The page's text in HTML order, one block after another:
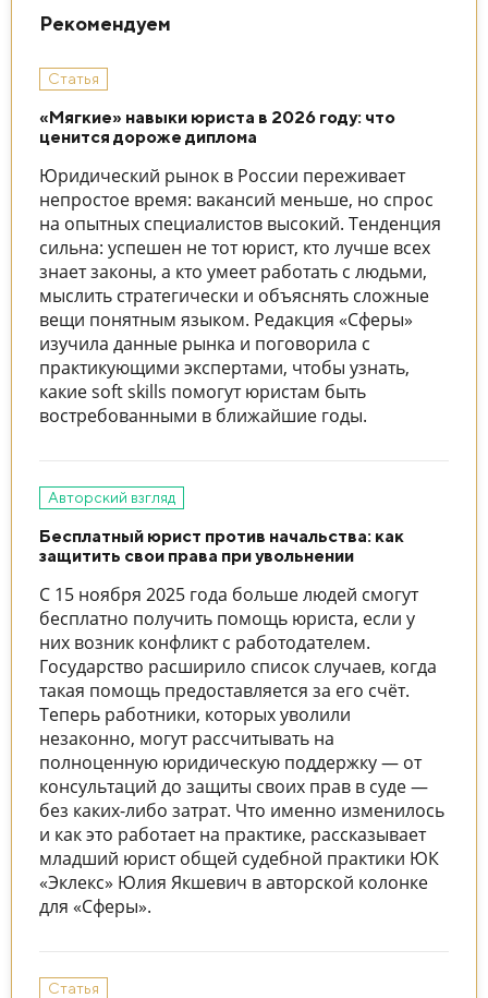
Рекомендуем
Статья
«Мягкие» навыки юриста в 2026 году: что
ценится дороже диплома
Юридический рынок в России переживает
непростое время: вакансий меньше, но спрос
на опытных специалистов высокий. Тенденция
сильна: успешен не тот юрист, кто лучше всех
знает законы, а кто умеет работать с людьми,
мыслить стратегически и объяснять сложные
вещи понятным языком. Редакция «Сферы»
изучила данные рынка и поговорила с
практикующими экспертами, чтобы узнать,
какие soft skills помогут юристам быть
востребованными в ближайшие годы.
Авторский взгляд
Бесплатный юрист против начальства: как
защитить свои права при увольнении
С 15 ноября 2025 года больше людей смогут
бесплатно получить помощь юриста, если у
них возник конфликт с работодателем.
Государство расширило список случаев, когда
такая помощь предоставляется за его счёт.
Теперь работники, которых уволили
незаконно, могут рассчитывать на
полноценную юридическую поддержку — от
консультаций до защиты своих прав в суде —
без каких-либо затрат. Что именно изменилось
и как это работает на практике, рассказывает
младший юрист общей судебной практики ЮК
«Эклекс» Юлия Якшевич в авторской колонке
для «Сферы».
Статья